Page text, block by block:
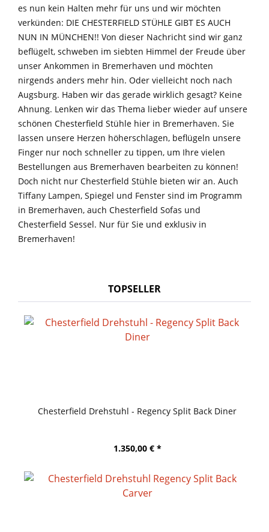
es nun kein Halten mehr für uns und wir möchten
verkünden: DIE CHESTERFIELD STÜHLE GIBT ES AUCH
NUN IN MÜNCHEN!! Von dieser Nachricht sind wir ganz
beflügelt, schweben im siebten Himmel der Freude über
unser Ankommen in Bremerhaven und möchten
nirgends anders mehr hin. Oder vielleicht noch nach
Augsburg. Haben wir das gerade wirklich gesagt? Keine
Ahnung. Lenken wir das Thema lieber wieder auf unsere
schönen Chesterfield Stühle hier in Bremerhaven. Sie
lassen unsere Herzen höherschlagen, beflügeln unsere
Finger nur noch schneller zu tippen, um Ihre vielen
Bestellungen aus Bremerhaven bearbeiten zu können!
Doch nicht nur Chesterfield Stühle bieten wir an. Auch
Tiffany Lampen, Spiegel und Fenster sind im Programm
in Bremerhaven, auch Chesterfield Sofas und
Chesterfield Sessel. Nur für Sie und exklusiv in
Bremerhaven!
TOPSELLER
Chesterfield Drehstuhl - Regency Split Back Diner
1.350,00 € *